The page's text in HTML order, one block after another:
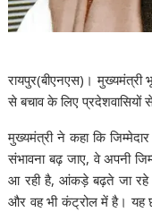
रायपुर(बीएनएस) । मुख्यमंत्री
से बचाव के लिए प्रदेशवासियों
मुख्यमंत्री ने कहा कि
संभावना बढ़ जाए, वे अपनी
आ रही है, आंकड़े बढ़ते जा रहे
और वह भी कंट्रोल में है। यह